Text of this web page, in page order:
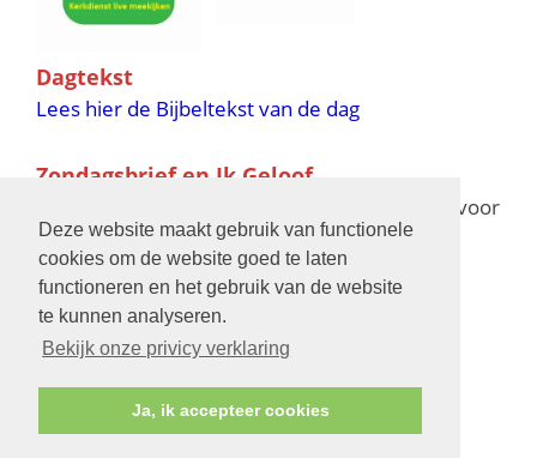
Deze website maakt gebruik van functionele
cookies om de website goed te laten
functioneren en het gebruik van de website
te kunnen analyseren.
Bekijk onze privicy verklaring
Ja, ik accepteer cookies
Dagtekst
Lees hier de Bijbeltekst van de dag
Zondagsbrief en Ik Geloof
voor
de verschijningsdata in 2025 en 2026
Bijbelschool